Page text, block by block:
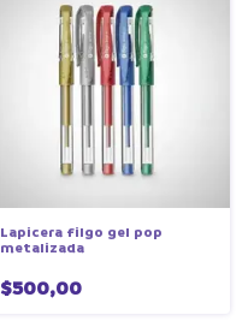
Lapicera filgo gel pop
metalizada
$500,00